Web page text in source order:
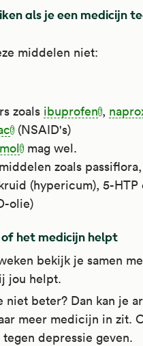
.
als je een medicijn
middelen niet:
zoals ibuprofen ,
(NSAID's)
mag wel.
zoals
(hypericum), 5-HTP
olie)
of het medicijn helpt
bekijk je samen
jou helpt.
niet beter? Dan kan je
meer medicijn in zit.
depressie geven.